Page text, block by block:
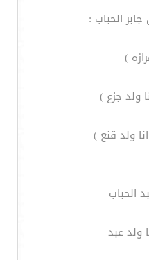
الحباب :
)
ولد جزع )
ولد قنع )
الحباب
ولد عبد